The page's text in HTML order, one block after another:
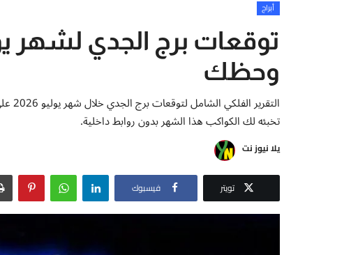
أبراج
وحظك
تخبئه لك الكواكب هذا الشهر بدون روابط داخلية.
يلا نيوز نت
تويتر فيسبوك